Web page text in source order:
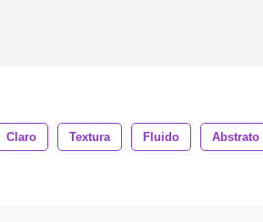
Claro Textura Fluido Abstrato